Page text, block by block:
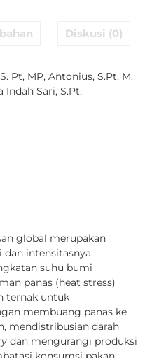
Diskusi (0)
MP, Antonius, S.Pt. M.
Indah Sari, S.Pt.
global merupakan
dan intensitasnya
suhu bumi
panas (heat stress)
ternak untuk
membuang panas ke
mendistribusian darah
dan mengurangi produksi